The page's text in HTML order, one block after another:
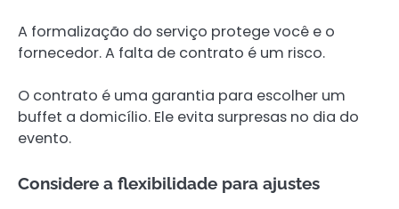
A formalização do serviço protege você e o
fornecedor. A falta de contrato é um risco.
O contrato é uma garantia para escolher um
buffet a domicílio. Ele evita surpresas no dia do
evento.
Considere a flexibilidade para ajustes